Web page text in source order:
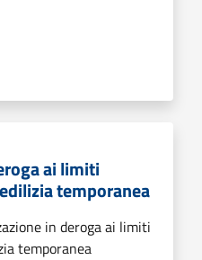
ai limiti
temporanea
in deroga ai limiti
temporanea